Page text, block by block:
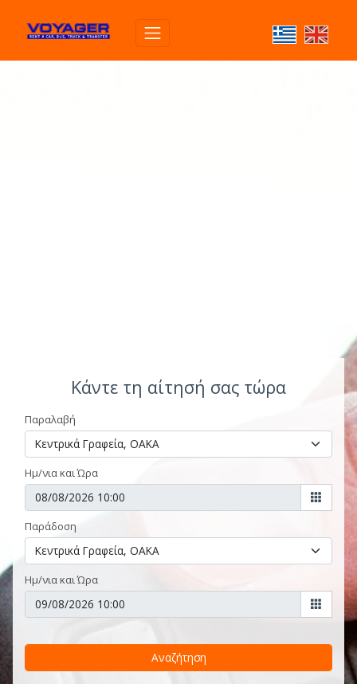
Κάντε τη αίτησή σας τώρα
Παραλαβή
Ημ/νια και Ώρα
Παράδοση
Ημ/νια και Ώρα
Αναζήτηση